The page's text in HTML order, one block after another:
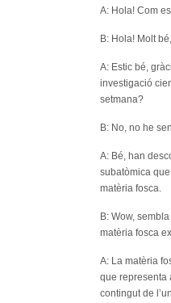
A: Hola! Com
B: Hola! Molt
A: Estic bé,
investigació
setmana?
B: No, no he
A: Bé, han
subatòmica
matèria fosca.
B: Wow,
matèria fosca
A: La matèria
que representa
contingut de